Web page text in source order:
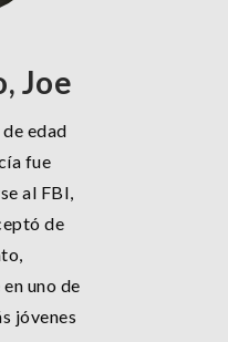
Joe
edad
fue
al FBI,
de
uno de
jóvenes